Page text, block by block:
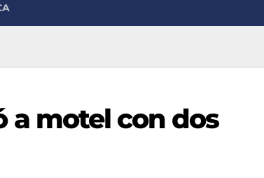
a motel con dos